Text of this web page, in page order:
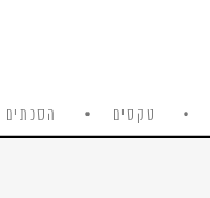
טקסים הסכתים